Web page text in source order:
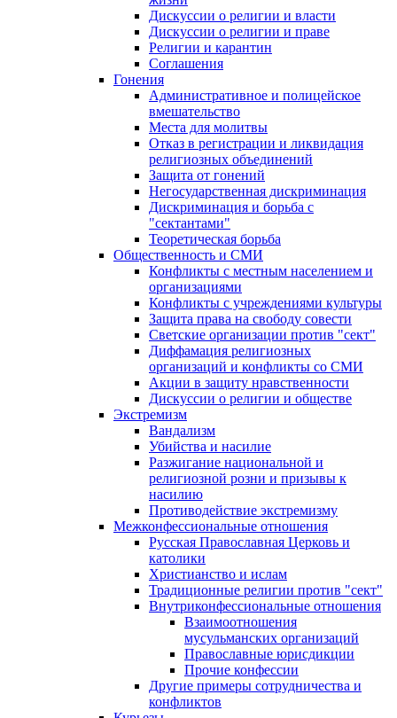
Дискуссии о религии и власти
Дискуссии о религии и праве
Религии и карантин
Соглашения
Гонения
Административное и полицейское
вмешательство
Места для молитвы
Отказ в регистрации и ликвидация
религиозных объединений
Защита от гонений
Негосударственная дискриминация
Дискриминация и борьба с
"сектантами"
Теоретическая борьба
Общественность и СМИ
Конфликты с местным населением и
организациями
Конфликты с учреждениями культуры
Защита права на свободу совести
Светские организации против "сект"
Диффамация религиозных
организаций и конфликты со СМИ
Акции в защиту нравственности
Дискуссии о религии и обществе
Экстремизм
Вандализм
Убийства и насилие
Разжигание национальной и
религиозной розни и призывы к
насилию
Противодействие экстремизму
Межконфессиональные отношения
Русская Православная Церковь и
католики
Христианство и ислам
Традиционные религии против "сект"
Внутриконфессиональные отношения
Взаимоотношения
мусульманских организаций
Православные юрисдикции
Прочие конфессии
Другие примеры сотрудничества и
конфликтов